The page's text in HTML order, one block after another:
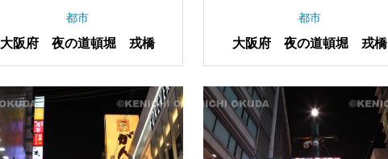
都市
大阪府 夜の道頓堀 戎橋
都市
大阪府 夜の道頓堀 戎橋